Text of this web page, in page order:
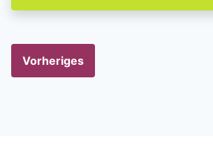
Vorheriges